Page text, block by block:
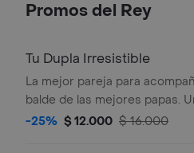
de bebida!
Promos del Rey
Tu Dupla Irresistible
La mejor pareja para
balde de las mejores papas.
promoción que te permite
-25% $ 12.000 $ 16.000